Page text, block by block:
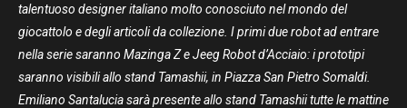
talentuoso designer italiano molto conosciuto nel mondo del
giocattolo e degli articoli da collezione. I primi due robot ad entrare
nella serie saranno Mazinga Z e Jeeg Robot d’Acciaio: i prototipi
saranno visibili allo stand Tamashii, in Piazza San Pietro Somaldi.
Emiliano Santalucia sarà presente allo stand Tamashii tutte le mattine